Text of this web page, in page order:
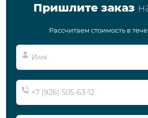
Пришлите заказ
Рассчитаем стоимость в